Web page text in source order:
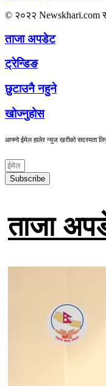
© २०२२ Newskhari.com
ताजा अपडेट
ट्रेन्डिङ
छुटाउनै नहुने
खोज्नुहोस
आफ्नो ईमेल हालेर न्युज खरीको सदस्यता
Subscribe
ताजा